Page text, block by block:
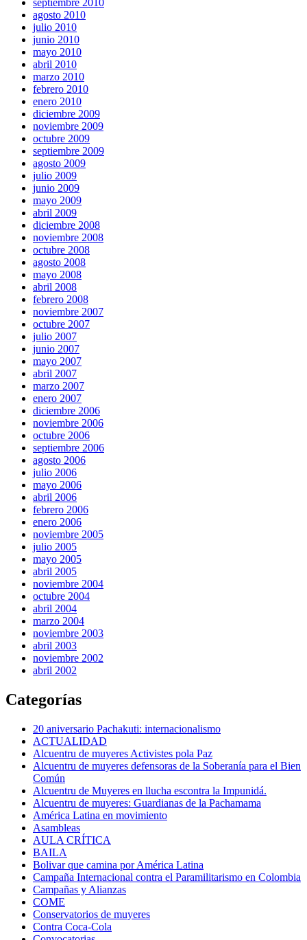
agosto 2010
julio 2010
junio 2010
mayo 2010
abril 2010
marzo 2010
febrero 2010
enero 2010
diciembre 2009
noviembre 2009
octubre 2009
septiembre 2009
agosto 2009
julio 2009
junio 2009
mayo 2009
abril 2009
diciembre 2008
noviembre 2008
octubre 2008
agosto 2008
mayo 2008
abril 2008
febrero 2008
noviembre 2007
octubre 2007
julio 2007
junio 2007
mayo 2007
abril 2007
marzo 2007
enero 2007
diciembre 2006
noviembre 2006
octubre 2006
septiembre 2006
agosto 2006
julio 2006
mayo 2006
abril 2006
febrero 2006
enero 2006
noviembre 2005
julio 2005
mayo 2005
abril 2005
noviembre 2004
octubre 2004
abril 2004
marzo 2004
noviembre 2003
abril 2003
noviembre 2002
abril 2002
Categorías
20 aniversario Pachakuti: internacionalismo
ACTUALIDAD
Alcuentru de muyeres Activistes pola Paz
Alcuentru de muyeres defensoras de la Soberanía para el Bien
Común
Alcuentru de Muyeres en llucha escontra la Impunidá.
Alcuentru de muyeres: Guardianas de la Pachamama
América Latina en movimiento
Asambleas
AULA CRÍTICA
BAILA
Bolivar que camina por América Latina
Campaña Internacional contra el Paramilitarismo en Colombia
Campañas y Alianzas
COME
Conservatorios de muyeres
Contra Coca-Cola